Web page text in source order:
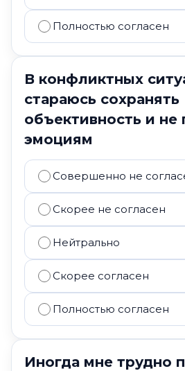
Полностью согласен
В конфликтных
стараюсь сохранять
объективность и не
эмоциям
Совершенно не
Скорее не согласен
Нейтрально
Скорее согласен
Полностью согласен
Иногда мне трудно